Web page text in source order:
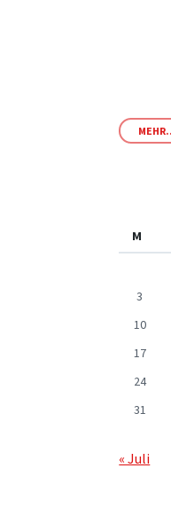
M
3
10
17
24
31
« Juli